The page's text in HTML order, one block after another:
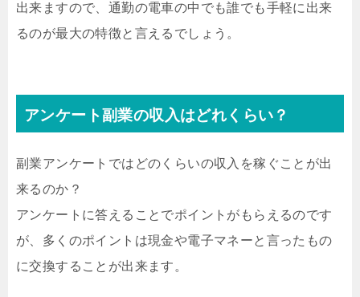
出来ますので、通勤の電車の中でも誰でも手軽に出来
るのが最大の特徴と言えるでしょう。
アンケート副業の収入はどれくらい？
副業アンケートではどのくらいの収入を稼ぐことが出
来るのか？
アンケートに答えることでポイントがもらえるのです
が、多くのポイントは現金や電子マネーと言ったもの
に交換することが出来ます。